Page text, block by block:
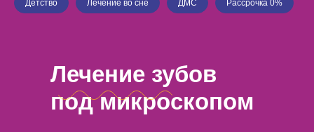
Детство Лечение во сне ДМС Рассрочка 0%
Лечение зубов
под микроскопом